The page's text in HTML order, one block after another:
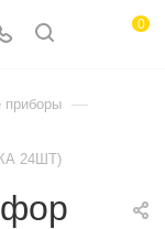
0
приборы —
24ШТ)